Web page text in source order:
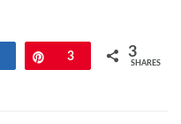
Pin
3 3
SHARES